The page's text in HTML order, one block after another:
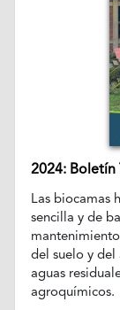
2024: Boletín
Las biocamas
sencilla y de
del suelo y del
aguas
agroquímicos.